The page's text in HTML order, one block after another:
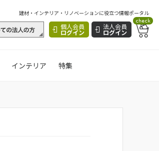
建材・インテリア・リノベーションに役立つ情報ポータル
個人会員
ログイン
法人会員
ログイン
check
インテリア 特集